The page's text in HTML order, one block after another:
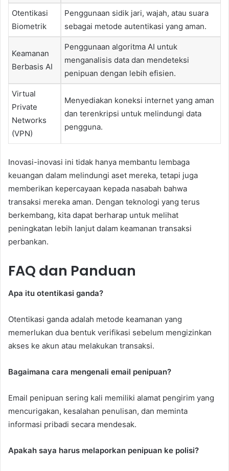
Otentikasi
Biometrik
Penggunaan sidik jari, wajah, atau suara
sebagai metode autentikasi yang aman.
Keamanan
Berbasis AI
Penggunaan algoritma AI untuk
menganalisis data dan mendeteksi
penipuan dengan lebih efisien.
Virtual
Private
Networks
(VPN)
Menyediakan koneksi internet yang aman
dan terenkripsi untuk melindungi data
pengguna.
Inovasi-inovasi ini tidak hanya membantu lembaga
keuangan dalam melindungi aset mereka, tetapi juga
memberikan kepercayaan kepada nasabah bahwa
transaksi mereka aman. Dengan teknologi yang terus
berkembang, kita dapat berharap untuk melihat
peningkatan lebih lanjut dalam keamanan transaksi
perbankan.
FAQ dan Panduan
Apa itu otentikasi ganda?
Otentikasi ganda adalah metode keamanan yang
memerlukan dua bentuk verifikasi sebelum mengizinkan
akses ke akun atau melakukan transaksi.
Bagaimana cara mengenali email penipuan?
Email penipuan sering kali memiliki alamat pengirim yang
mencurigakan, kesalahan penulisan, dan meminta
informasi pribadi secara mendesak.
Apakah saya harus melaporkan penipuan ke polisi?